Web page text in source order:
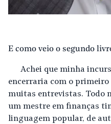
E como veio o segundo
Achei que minha
encerraria com o primeiro
muitas entrevistas. Todo
um mestre em finanças
linguagem popular, de